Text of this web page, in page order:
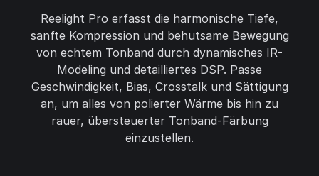
Reelight Pro erfasst die harmonische Tiefe,
sanfte Kompression und behutsame Bewegung
von echtem Tonband durch dynamisches IR-
Modeling und detailliertes DSP. Passe
Geschwindigkeit, Bias, Crosstalk und Sättigung
an, um alles von polierter Wärme bis hin zu
rauer, übersteuerter Tonband-Färbung
einzustellen.